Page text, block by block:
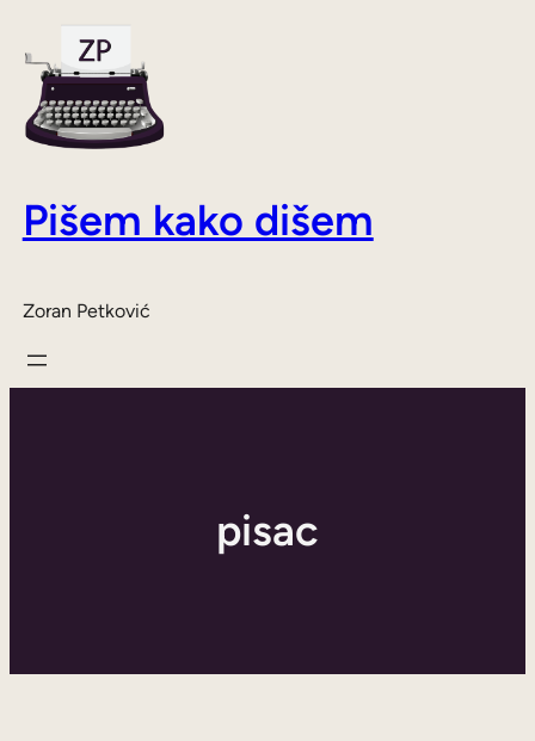
do
sadržaja
Pišem kako dišem
Zoran Petković
pisac